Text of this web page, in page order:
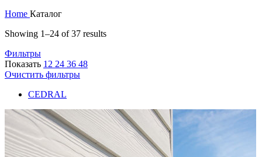
Home Каталог
Showing 1–24 of 37 results
Фильтры
Показать 12 24 36 48
Очистить фильтры
CEDRAL